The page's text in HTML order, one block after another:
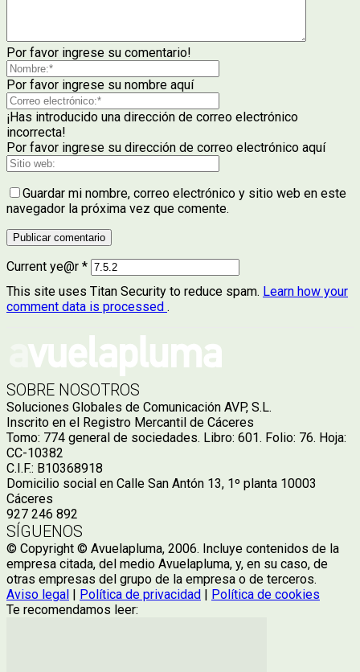
Por favor ingrese su comentario!
Por favor ingrese su nombre aquí
¡Has introducido una dirección de correo electrónico
incorrecta!
Por favor ingrese su dirección de correo electrónico aquí
Guardar mi nombre, correo electrónico y sitio web en este
navegador la próxima vez que comente.
Current ye@r *
This site uses Titan Security to reduce spam. Learn how your
comment data is processed .
SOBRE NOSOTROS
Soluciones Globales de Comunicación AVP, S.L.
Inscrito en el Registro Mercantil de Cáceres
Tomo: 774 general de sociedades. Libro: 601. Folio: 76. Hoja:
CC-10382
C.I.F.: B10368918
Domicilio social en Calle San Antón 13, 1º planta 10003
Cáceres
927 246 892
SÍGUENOS
© Copyright © Avuelapluma, 2006. Incluye contenidos de la
empresa citada, del medio Avuelapluma, y, en su caso, de
otras empresas del grupo de la empresa o de terceros.
Aviso legal | Política de privacidad | Política de cookies
Te recomendamos leer: